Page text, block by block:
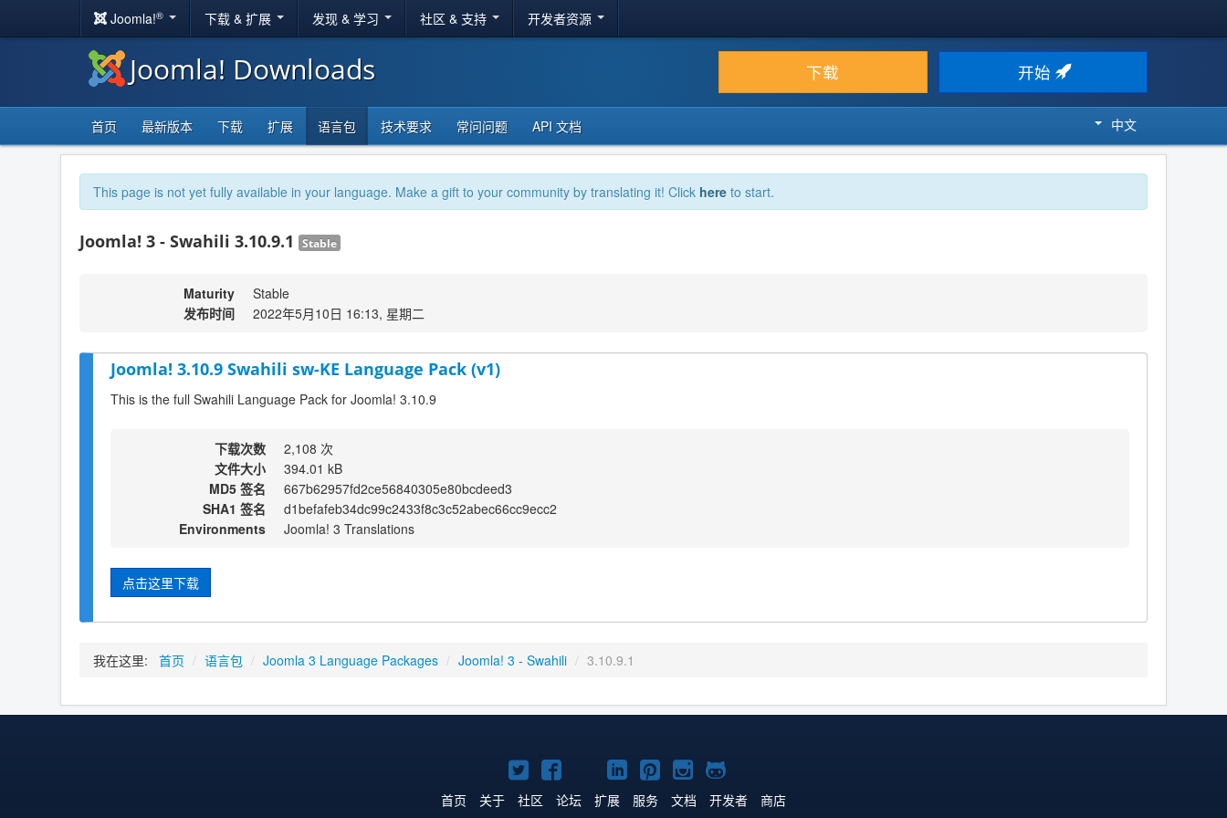
Joomla!® 下载 & 扩展 发现 & 学习 社区 & 支持 开发者资源
Joomla! Downloads 下载 开始
首页 最新版本 下载 扩展 语言包 技术要求 常问问题 API 文档 中文
This page is not yet fully available in your language. Make a gift to your community by translating it! Click here to start.
Joomla! 3 - Swahili 3.10.9.1 Stable
Maturity
Stable
发布时间
2022年5月10日 16:13, 星期二
Joomla! 3.10.9 Swahili sw-KE Language Pack (v1)
This is the full Swahili Language Pack for Joomla! 3.10.9
下载次数
2,108 次
文件大小
394.01 kB
MD5 签名
667b62957fd2ce56840305e80bcdeed3
SHA1 签名
d1befafeb34dc99c2433f8c3c52abec66cc9ecc2
Environments
Joomla! 3 Translations
点击这里下载
我在这里: 首页 / 语言包 / Joomla 3 Language Packages / Joomla! 3 - Swahili / 3.10.9.1
Twitter
主
Facebook
主
YouTube
主
LinkedIn
主
Pinterest
主
Instagram
主
GitHub
主
首页 关于 社区 论坛 扩展 服务 文档 开发者 商店